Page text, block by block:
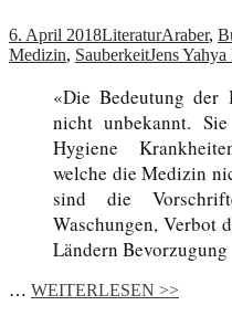
6. April 2018LiteraturAraber,
Medizin, SauberkeitJens
«Die Bedeutung der
nicht unbekannt.
Hygiene
welche die Medizin
sind die
Waschungen, Verbot
Ländern Bevorzugung
… WEITERLESEN >>